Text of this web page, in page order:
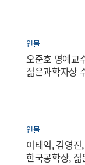
인물
오준호 명예교
젊은과학자상
인물
이태억, 김영
한국공학상,